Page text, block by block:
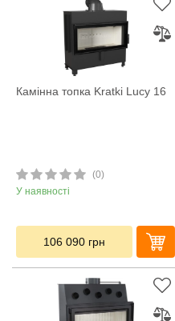
Камінна топка Kratki Lucy 16
(0)
У наявності
106 090 грн